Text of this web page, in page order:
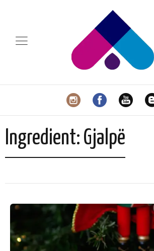
Ingredient: Gjalpë